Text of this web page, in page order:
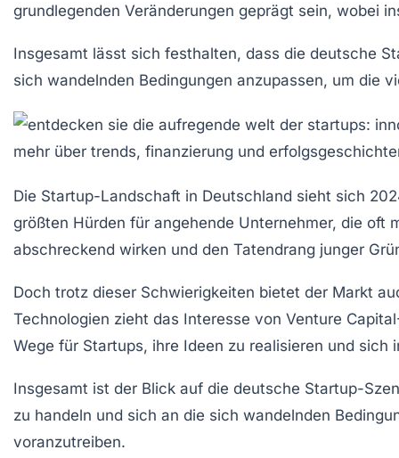
grundlegenden Veränderungen geprägt sein, wobei
Insgesamt lässt sich festhalten, dass die deutsche
sich wandelnden Bedingungen anzupassen, um die
Die Startup-Landschaft in Deutschland sieht sich
größten Hürden für angehende Unternehmer, die oft
abschreckend wirken und den Tatendrang junger
Doch trotz dieser Schwierigkeiten bietet der Markt
Technologien zieht das Interesse von Venture Capital
Wege für Startups, ihre Ideen zu realisieren und
Insgesamt ist der Blick auf die deutsche Startup-
zu handeln und sich an die sich wandelnden
voranzutreiben.